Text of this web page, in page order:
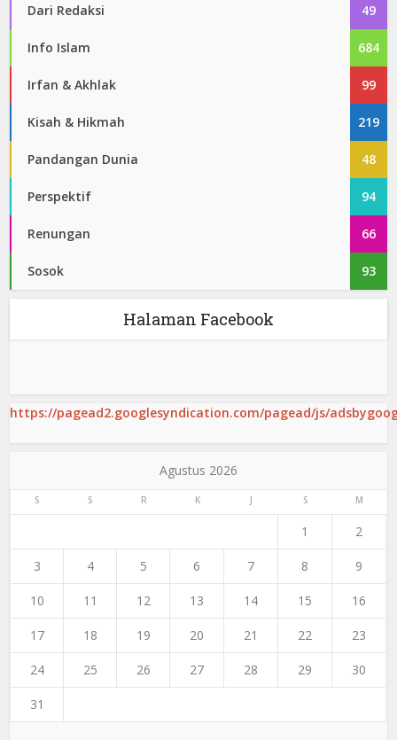
Dari Redaksi 49
Info Islam 684
Irfan & Akhlak 99
Kisah & Hikmah 219
Pandangan Dunia 48
Perspektif 94
Renungan 66
Sosok 93
Halaman Facebook
https://pagead2.googlesyndication.com/pagead/js/
Agustus 2026
S S R K J S M
1 2
3 4 5 6 7 8 9
10 11 12 13 14 15 16
17 18 19 20 21 22 23
24 25 26 27 28 29 30
31